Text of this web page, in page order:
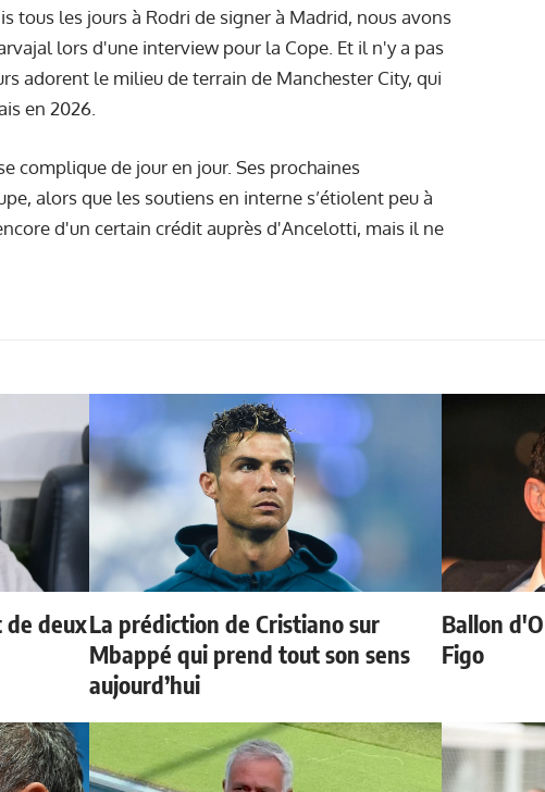
tous les jours à Rodri de signer à Madrid, nous avons
lors d'une interview pour la Cope. Et il n'y a pas
adorent le milieu de terrain de Manchester City, qui
en 2026.
complique de jour en jour. Ses prochaines
alors que les soutiens en interne s’étiolent peu à
d'un certain crédit auprès d'Ancelotti, mais il ne
deuxLa prédiction de Cristiano sur
Mbappé qui prend tout son sens
aujourd’hui
Ballon
Figo